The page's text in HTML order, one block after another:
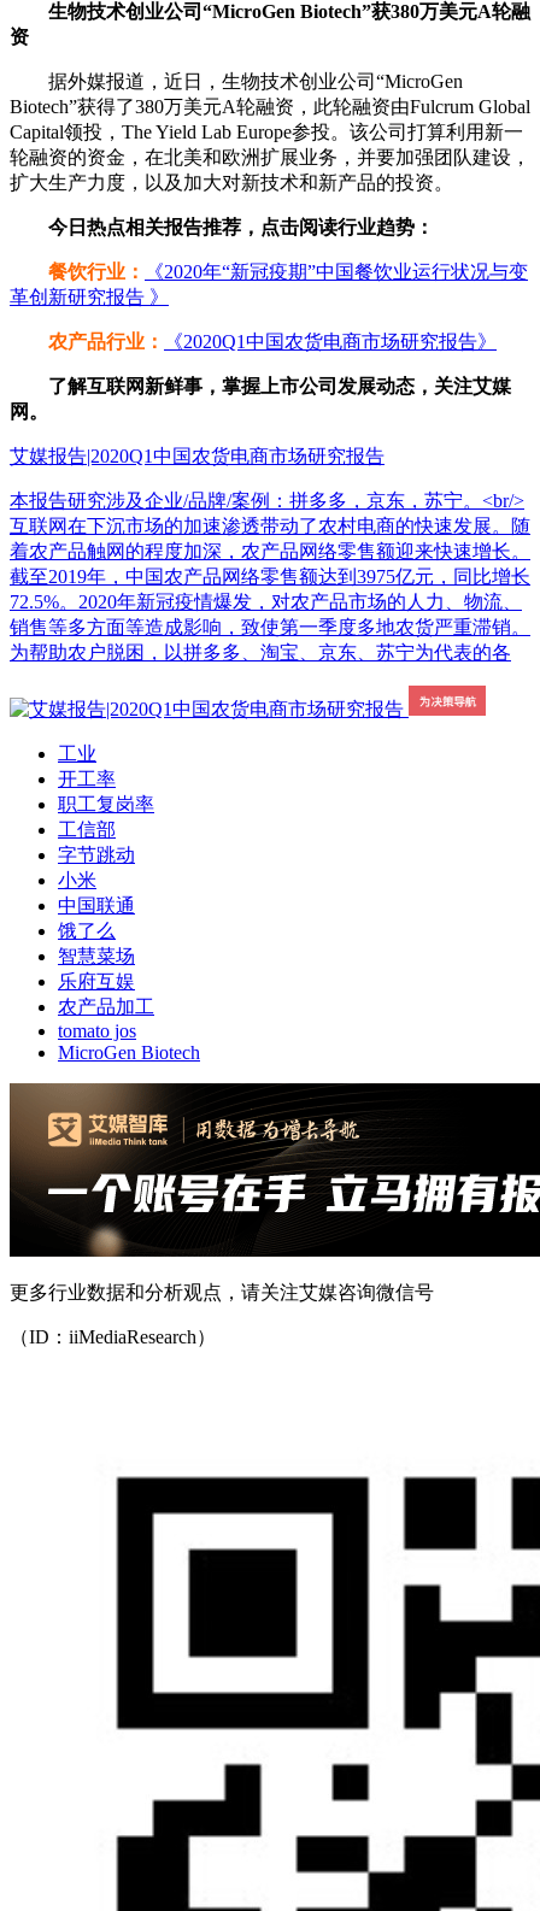
生物技术创业公司“MicroGen Biotech”获380万美元A轮融
资
据外媒报道，近日，生物技术创业公司“MicroGen
Biotech”获得了380万美元A轮融资，此轮融资由Fulcrum Global
Capital领投，The Yield Lab Europe参投。该公司打算利用新一
轮融资的资金，在北美和欧洲扩展业务，并要加强团队建设，
扩大生产力度，以及加大对新技术和新产品的投资。
今日热点相关报告推荐，点击阅读行业趋势：
餐饮行业：
《2020年“新冠疫期”中国餐饮业运行状况与变
革创新研究报告 》
农产品行业： 《2020Q1中国农货电商市场研究报告》
了解互联网新鲜事，掌握上市公司发展动态，关注艾媒
网。
艾媒报告|2020Q1中国农货电商市场研究报告
本报告研究涉及企业/品牌/案例：拼多多，京东，苏宁。<br/>
互联网在下沉市场的加速渗透带动了农村电商的快速发展。随
着农产品触网的程度加深，农产品网络零售额迎来快速增长。
截至2019年，中国农产品网络零售额达到3975亿元，同比增长
72.5%。2020年新冠疫情爆发，对农产品市场的人力、物流、
销售等多方面等造成影响，致使第一季度多地农货严重滞销。
为帮助农户脱困，以拼多多、淘宝、京东、苏宁为代表的各
工业
开工率
职工复岗率
工信部
字节跳动
小米
中国联通
饿了么
智慧菜场
乐府互娱
农产品加工
tomato jos
MicroGen Biotech
更多行业数据和分析观点，请关注艾媒咨询微信号
（ID：iiMediaResearch）